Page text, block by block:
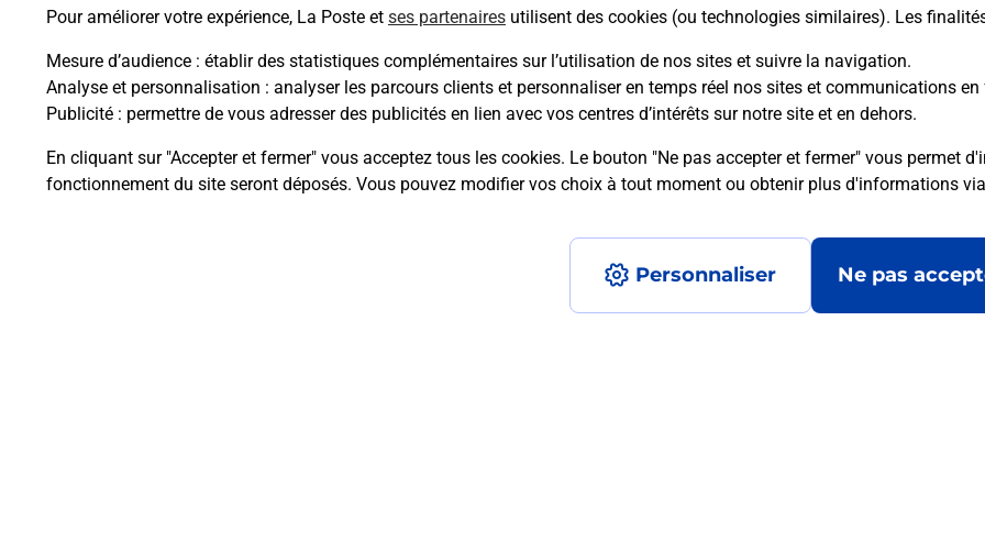
Pour améliorer votre expérience, La Poste et ses partenaires utilisent des cookies (ou technologies similaires). Les
Mesure d’audience : établir des statistiques complémentaires sur l’utilisation de nos sites et suivre la navigation.
Analyse et personnalisation : analyser les parcours clients et personnaliser en temps réel nos sites et communications
Publicité : permettre de vous adresser des publicités en lien avec vos centres d’intérêts sur notre site et en dehors.
En cliquant sur "Accepter et fermer" vous acceptez tous les cookies. Le bouton "Ne pas accepter et fermer" vous permet
fonctionnement du site seront déposés. Vous pouvez modifier vos choix à tout moment ou obtenir plus d'informations via
Personnaliser Ne pas
Questions fréquemment posées